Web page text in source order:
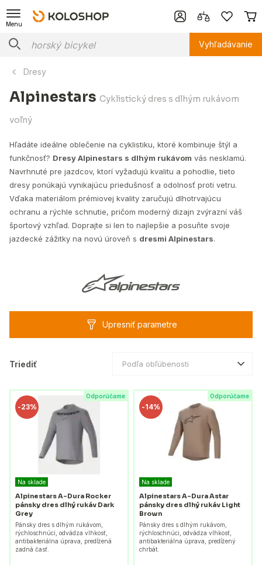
Menu
Vyhľadávanie
Dresy
Alpinestars Cyklistický dres s dlhým rukávom
voľný
Hľadáte ideálne oblečenie na cyklistiku, ktoré kombinuje štýl a
funkčnosť? Dresy Alpinestars s dlhým rukávom vás nesklamú.
Navrhnuté pre jazdcov, ktorí vyžadujú kvalitu a pohodlie, tieto
dresy ponúkajú vynikajúcu priedušnosť a odolnosť proti vetru.
Vďaka materiálom prémiovej kvality zaručujú dlhotrvajúcu
ochranu a rýchle schnutie, pričom moderný dizajn zvýrazní váš
športový vzhľad. Doprajte si len to najlepšie a posuňte svoje
jazdecké zážitky na novú úroveň s dresmi Alpinestars.
Upresniť parametre
Triediť Podľa obľúbenosti
Odporúčame
-23%
Na sklade
Alpinestars A-Dura Rocker
pánsky dres dlhý rukáv Dark
Grey
Pánsky dres s dlhým rukávom,
rýchloschnúci, odvádza vlhkosť,
antibakteriálna úprava, predĺžená
zadná časť.
Odporúčame
-14%
Na sklade
Alpinestars A-Dura Astar
pánsky dres dlhý rukáv Light
Brown
Pánsky dres s dlhým rukávom,
rýchloschnúci, odvádza vlhkosť,
antibakteriálna úprava, predĺžený
chrbát.